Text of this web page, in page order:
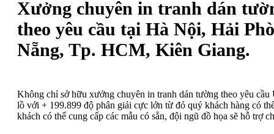
Xưởng chuyên in tranh dán
theo yêu cầu tại Hà Nội, Hải
Nẵng, Tp. HCM, Kiên Giang.
Không chỉ sở hữu xưởng chuyên in tranh dán tường theo yêu
lồ với + 199.899 độ phân giải cực lớn từ đó quý khách hàng có
khách có thể cung cấp các mẫu có sẵn, đội ngũ đồ họa sẽ hỗ trợ